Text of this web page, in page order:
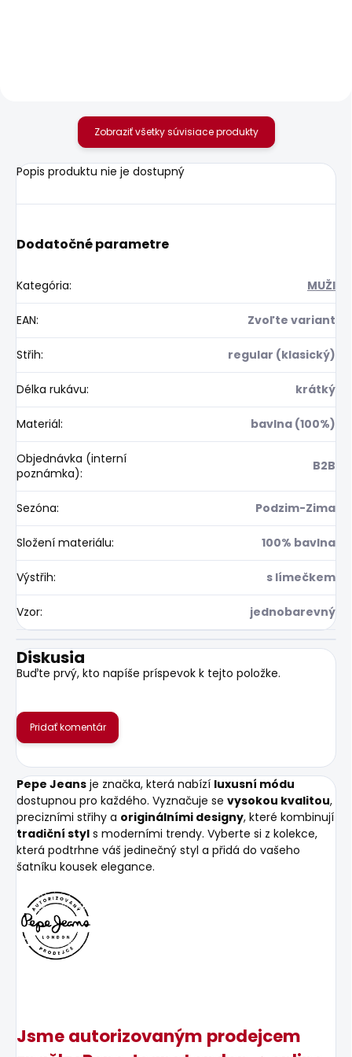
Zobraziť všetky súvisiace produkty
Popis produktu nie je dostupný
Dodatočné parametre
Kategória: MUŽI
EAN: Zvoľte variant
Střih: regular (klasický)
Délka rukávu: krátký
Materiál: bavlna (100%)
Objednávka (interní
poznámka): B2B
Sezóna: Podzim-Zima
Složení materiálu: 100% bavlna
Výstřih: s límečkem
Vzor: jednobarevný
Diskusia
Buďte prvý, kto napíše príspevok k tejto položke.
Pridať komentár
Pepe Jeans je značka, která nabízí luxusní módu
dostupnou pro každého. Vyznačuje se vysokou kvalitou,
precizními střihy a originálními designy, které kombinují
tradiční styl s moderními trendy. Vyberte si z kolekce,
která podtrhne váš jedinečný styl a přidá do vašeho
šatníku kousek elegance.
Jsme autorizovaným prodejcem